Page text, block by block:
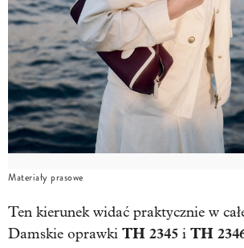
Materiały prasowe
Ten kierunek widać praktycznie w
Damskie oprawki TH 2345 i TH